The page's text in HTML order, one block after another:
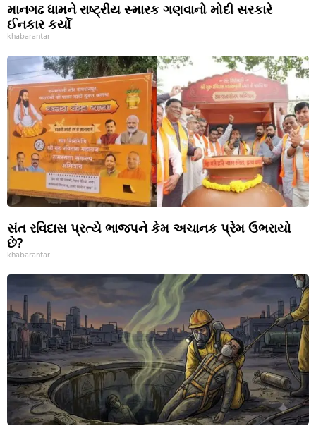
માનગઢ ધામને રાષ્ટ્રીય સ્મારક ગણવાનો મોદી સરકારે
ઈનકાર કર્યો
khabarantar
સંત રવિદાસ પ્રત્યે ભાજપને કેમ અચાનક પ્રેમ ઉભરાયો
છે?
khabarantar